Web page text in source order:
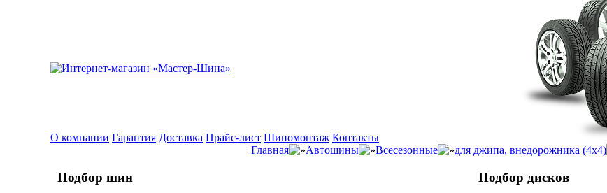
О компании Гарантия Доставка Прайс-лист Шиномонтаж Контакты
Главная
Автошины Всесезонные для джипа, внедорожника (4x4)
Подбор шин Подбор дисков